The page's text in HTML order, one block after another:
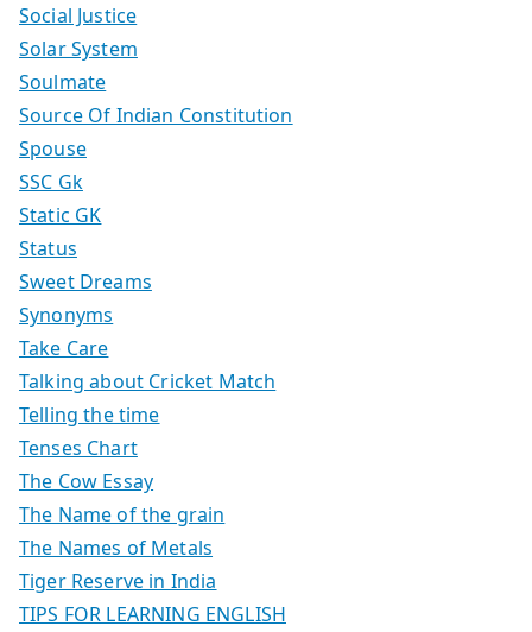
Social Justice
Solar System
Soulmate
Source Of Indian Constitution
Spouse
SSC Gk
Static GK
Status
Sweet Dreams
Synonyms
Take Care
Talking about Cricket Match
Telling the time
Tenses Chart
The Cow Essay
The Name of the grain
The Names of Metals
Tiger Reserve in India
TIPS FOR LEARNING ENGLISH